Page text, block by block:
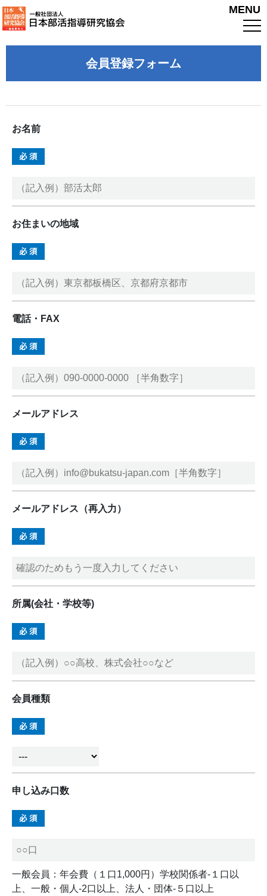
MENU
会員登録フォーム
お名前
お住まいの地域
電話・FAX
メールアドレス
メールアドレス（再入力）
所属(会社・学校等)
会員種類
申し込み口数
一般会員：年会費（１口1,000円） 学校関係者-１口以
上、一般・個人-2口以上、法人・団体-５口以上